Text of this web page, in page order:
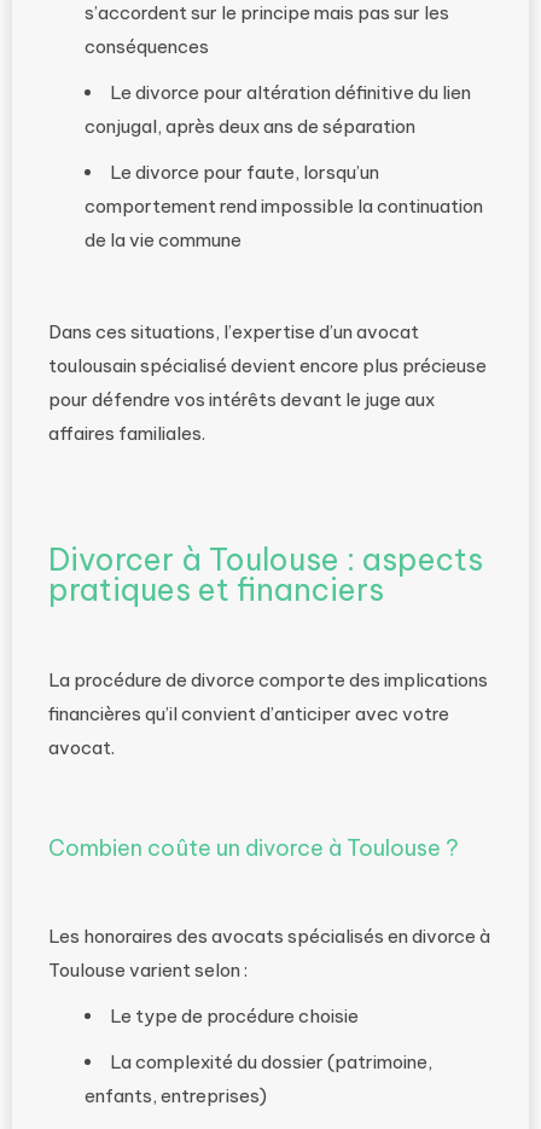
s’accordent sur le principe mais pas sur les
conséquences
Le divorce pour altération définitive du lien
conjugal, après deux ans de séparation
Le divorce pour faute, lorsqu’un
comportement rend impossible la continuation
de la vie commune
Dans ces situations, l’expertise d’un avocat
toulousain spécialisé devient encore plus précieuse
pour défendre vos intérêts devant le juge aux
affaires familiales.
Divorcer à Toulouse : aspects
pratiques et financiers
La procédure de divorce comporte des implications
financières qu’il convient d’anticiper avec votre
avocat.
Combien coûte un divorce à Toulouse ?
Les honoraires des avocats spécialisés en divorce à
Toulouse varient selon :
Le type de procédure choisie
La complexité du dossier (patrimoine,
enfants, entreprises)